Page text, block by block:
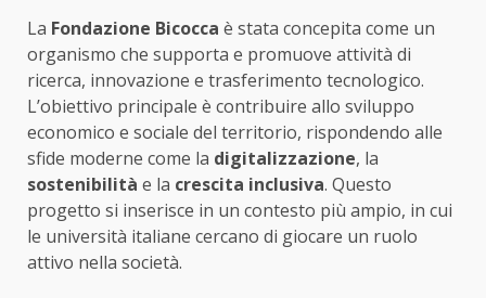
La Fondazione Bicocca è stata concepita come un
organismo che supporta e promuove attività di
ricerca, innovazione e trasferimento tecnologico.
L’obiettivo principale è contribuire allo sviluppo
economico e sociale del territorio, rispondendo alle
sfide moderne come la digitalizzazione, la
sostenibilità e la crescita inclusiva. Questo
progetto si inserisce in un contesto più ampio, in cui
le università italiane cercano di giocare un ruolo
attivo nella società.